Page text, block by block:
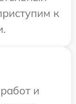
к
и